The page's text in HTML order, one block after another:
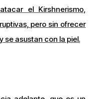
el Kirshnerismo,
pero sin ofrecer
se asustan con la piel.